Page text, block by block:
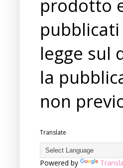
prodotto
legge sul
la
non
Translate
Powered by